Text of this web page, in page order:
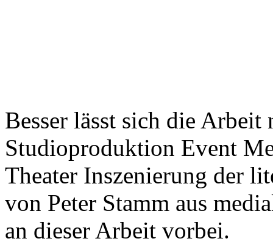
Besser lässt sich die
Studioproduktion Event
Theater Inszenierung der
von Peter Stamm aus
an dieser Arbeit vorbei.